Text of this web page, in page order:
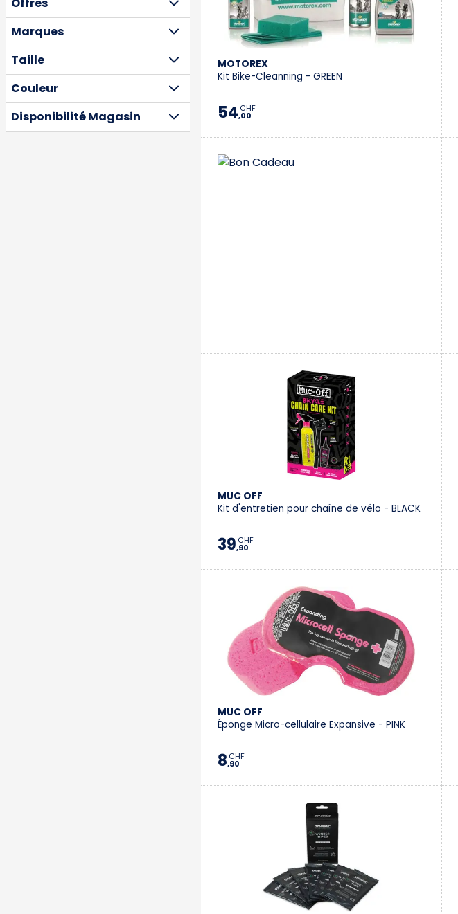
Marques
Taille
Couleur
Disponibilité Magasin
MOTOREX
Kit Bike-Cleanning - GREEN
54,00
CHF
MUC OFF
Kit d'entretien pour chaîne de vélo - BLACK
39,90
CHF
MUC OFF
Éponge Micro-cellulaire Expansive - PINK
8,90
CHF